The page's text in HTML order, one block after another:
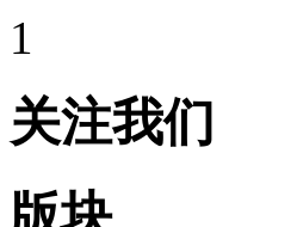
1
关注我们
版块